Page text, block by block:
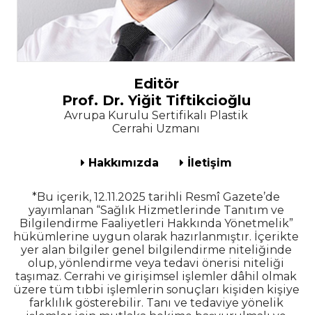
Editör
Prof. Dr. Yiğit Tiftikcioğlu
Avrupa Kurulu Sertifikalı Plastik
Cerrahi Uzmanı
Hakkımızda İletişim
*Bu içerik, 12.11.2025 tarihli Resmî Gazete’de
yayımlanan “Sağlık Hizmetlerinde Tanıtım ve
Bilgilendirme Faaliyetleri Hakkında Yönetmelik”
hükümlerine uygun olarak hazırlanmıştır. İçerikte
yer alan bilgiler genel bilgilendirme niteliğinde
olup, yönlendirme veya tedavi önerisi niteliği
taşımaz. Cerrahi ve girişimsel işlemler dâhil olmak
üzere tüm tıbbi işlemlerin sonuçları kişiden kişiye
farklılık gösterebilir. Tanı ve tedaviye yönelik